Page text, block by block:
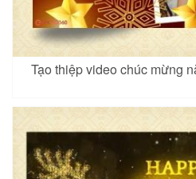
Tạo thiệp video chúc mừng